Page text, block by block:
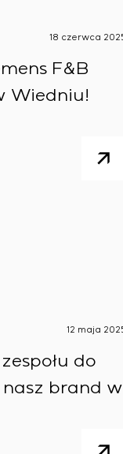
18 czerwca
F&B
Wiedniu!
12 maja
do
brand w